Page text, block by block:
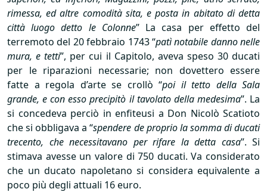
rimessa, ed altre comodità sita, e posta in abitato di detta
città luogo detto le Colonne” La casa per effetto del
terremoto del 20 febbraio 1743 “patì notabile danno nelle
mura, e tetti”, per cui il Capitolo, aveva speso 30 ducati
per le riparazioni necessarie; non dovettero essere
fatte a regola d’arte se crollò “poi il tetto della Sala
grande, e con esso precipitò il tavolato della medesima”. La
si concedeva perciò in enfiteusi a Don Nicolò Scatioto
che si obbligava a “spendere de proprio la somma di ducati
trecento, che necessitavano per rifare la detta casa”. Si
stimava avesse un valore di 750 ducati. Va considerato
che un ducato napoletano si considera equivalente a
poco più degli attuali 16 euro.